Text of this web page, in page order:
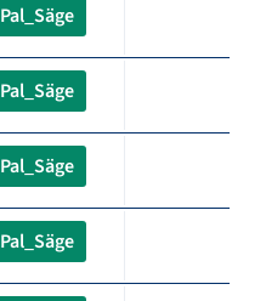
Pal_Säge
Pal_Säge
Pal_Säge
Pal_Säge